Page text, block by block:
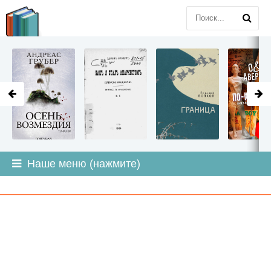
Наше меню (нажмите)
LITMIR.ORG